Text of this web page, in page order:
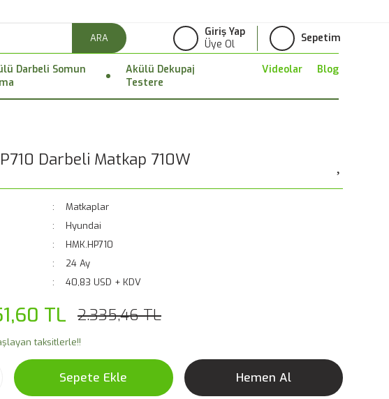
ARA
Giriş Yap
Üye Ol
Sepetim
Darbeli Somun
Akülü Dekupaj
Testere
Videolar Blog
Darbeli Matkap 710W
Matkaplar
Hyundai
HMK.HP710
24 Ay
40,83 USD + KDV
TL 2.335,46 TL
taksitlerle!!
Sepete Ekle Hemen Al